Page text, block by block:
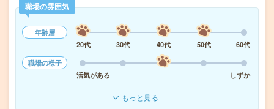
職場の雰囲気
年齢層
20代
30代 40代 50代
60代
職場の様子
活気がある
しずか
もっと見る